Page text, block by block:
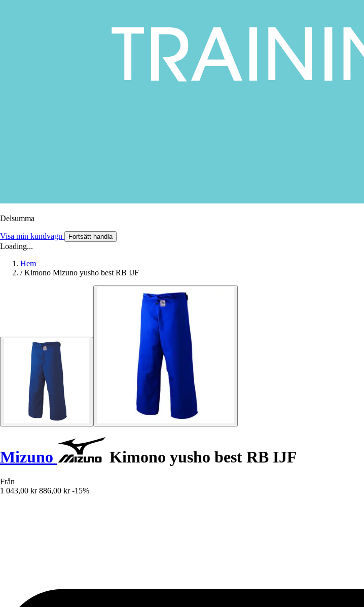
Delsumma
Visa min kundvagn Fortsätt handla
Loading...
Hem
/ Kimono Mizuno yusho best RB IJF
Mizuno Kimono yusho best RB IJF
Från
1 043,00 kr 886,00 kr -15%